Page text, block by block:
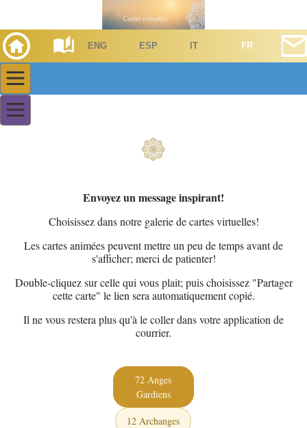
ENG ESP IT FR
Envoyez un message inspirant!
Choisissez dans notre galerie de cartes virtuelles!
Les cartes animées peuvent mettre un peu de temps avant de
s'afficher; merci de patienter!
Double-cliquez sur celle qui vous plait; puis choisissez "Partager
cette carte" le lien sera automatiquement copié.
Il ne vous restera plus qu'à le coller dans votre application de
courrier.
72 Anges
Gardiens
12 Archanges